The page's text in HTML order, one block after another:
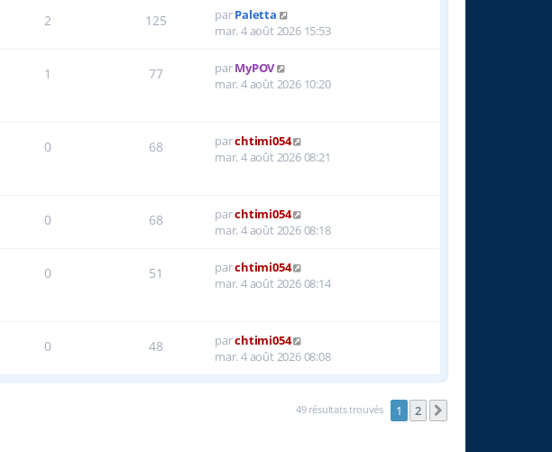
2 125 parPaletta
mar. 4 août 2026 15:53
1 77 parMyPOV
mar. 4 août 2026 10:20
0 68 parchtimi054
mar. 4 août 2026 08:21
0 68 parchtimi054
mar. 4 août 2026 08:18
0 51 parchtimi054
mar. 4 août 2026 08:14
0 48 parchtimi054
mar. 4 août 2026 08:08
49 résultats trouvés 1 2